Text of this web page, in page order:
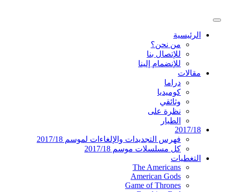
إلى
دليل التلفزيون العربي
موقع عربي متخصص في أخبار ومقالات حول
المسلسلات الأجنبية
القائمة
الرئيسيةالرئيسية
من نحن؟
للإتصال بنا
للإنضمام إلينا
مقالات
دراما
كوميديا
وثائقي
نظرة على
الطيار
2017/18
فهرس التجديدات والإلغاءات لموسم 2017/18
كل مسلسلات موسم 2017/18
التغطيات
The Americans
American Gods
Game of Thrones